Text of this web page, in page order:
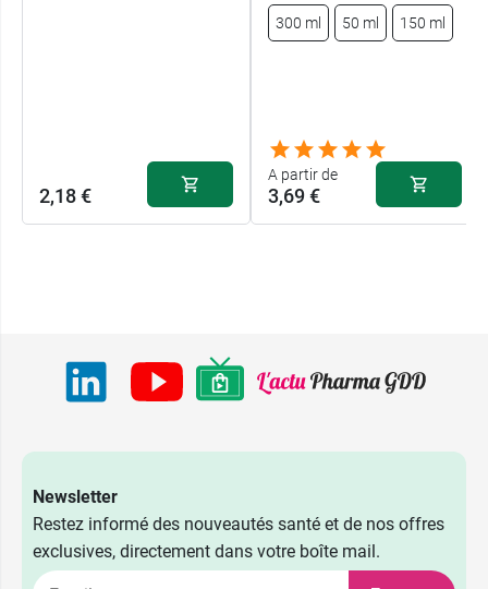
2,18 €
300 ml 50 ml 150 ml
A partir de
3,69 €
Newsletter
Restez informé des nouveautés santé et de nos offres
exclusives, directement dans votre boîte mail.